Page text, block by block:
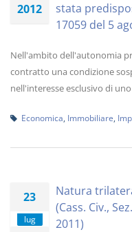
2012
stata
17059 del 5
Nell'ambito dell'autonomia
contratto una condizione
nell'interesse esclusivo di
Economica Immobiliare
23
lug
Natura
(Cass. Civ.,
2011)